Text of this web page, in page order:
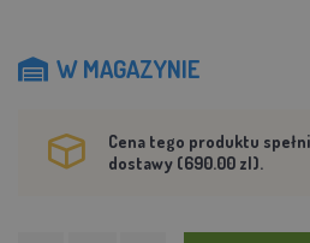
W MAGAZYNIE
Cena tego produktu
dostawy (690.00 zl).